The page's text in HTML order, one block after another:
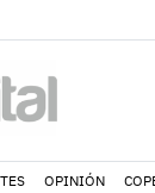
OPINIÓN